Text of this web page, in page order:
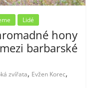
Lidé
hony
barbarské
zvířata, Evžen Korec,